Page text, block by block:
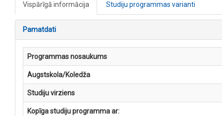
Vispārīgā informācija Studiju programmas varianti
Pamatdati
Programmas nosaukums
Augstskola/Koledža
Studiju virziens
Kopīga studiju programma ar: